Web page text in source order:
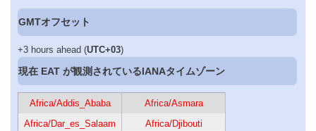
GMTオフセット
+3 hours ahead (UTC+03)
現在 EAT が観測されているIANAタイムゾーン
Africa/Addis_Ababa
Africa/Asmara
Africa/Dar_es_Salaam
Africa/Djibouti